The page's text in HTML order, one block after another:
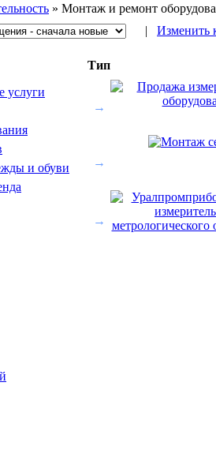
» Монтаж и ремонт
| Изменить
услуги
и обуви
Тип
→
→
→